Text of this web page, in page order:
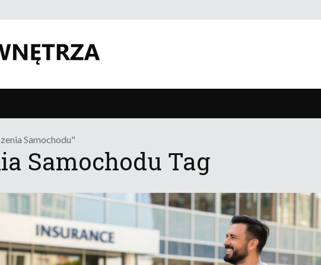
Samochodu"
Samochodu Tag